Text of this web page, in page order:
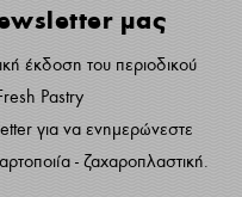
μας
έκδοση του περιοδικού
Pastry
για να ενημερώνεστε
- ζαχαροπλαστική.